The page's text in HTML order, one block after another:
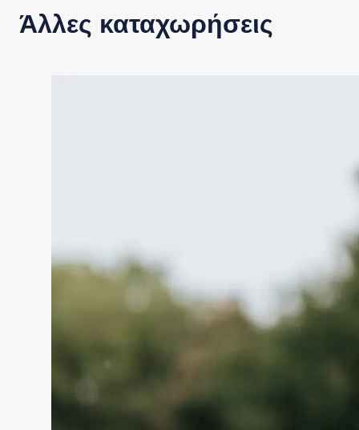
Άλλες καταχωρήσεις